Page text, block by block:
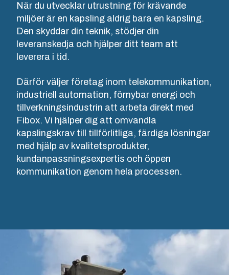
NOT SET(Change)
lösning för
alla typer av
miljöer.
Robusta och
lätta att
med en
hållbarhet du
kan lita på.
Produktsök
Anpassning
använda
polykarbonat?
kundspecifik
plastteknik
på högsta
nivå. Dessa
tjänster
livscykeln för
kundlösningen
– från
konceptdesign
och
konstruktion
till
formsprutning,
Formverktygs-
tillverkning
av
förbränningsmotorn
i kallt väder
bekymmersfritt.
värmare för
både
bostadsrättsföreningar
arbetsplatsers
behov.
Installations-
När du utvecklar utrustning för krävande
miljöer är en kapsling aldrig bara en kapsling.
Den skyddar din teknik, stödjer din
leveranskedja och hjälper ditt team att
leverera i tid.
Därför väljer företag inom telekommunikation,
industriell automation, förnybar energi och
tillverkningsindustrin att arbeta direkt med
Fibox. Vi hjälper dig att omvandla
kapslingskrav till tillförlitliga, färdiga lösningar
med hjälp av kvalitetsprodukter,
kundanpassningsexpertis och öppen
kommunikation genom hela processen.